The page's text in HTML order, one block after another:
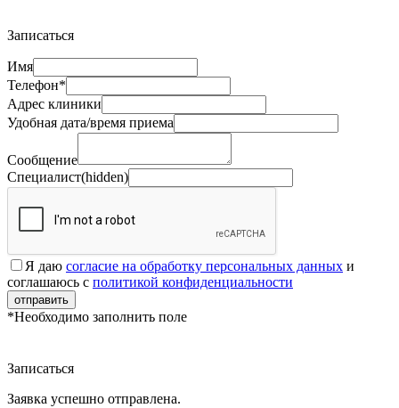
Записаться
Имя
Телефон*
Адрес клиники
Удобная дата/время приема
Сообщение
Специалист(hidden)
Я даю согласие на обработку персональных данных и
соглашаюсь с политикой конфиденциальности
отправить
*Необходимо заполнить поле
Записаться
Заявка успешно отправлена.